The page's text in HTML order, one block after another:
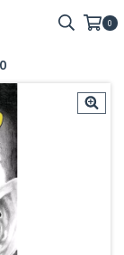
0